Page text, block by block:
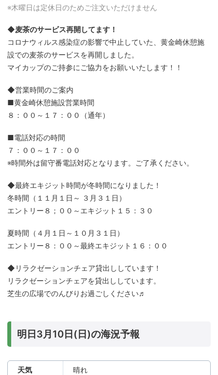
※木曜日は定休日のためご注文いただけません
◆麦茶のサービス再開してます！
コロナウィルス感染症の影響で中止していた、黄金崎休憩施
設での麦茶のサービスを再開しました。
マイカップのご持参にご協力をお願いいたします！！
◆営業時間のご案内
■黄金崎休憩施設営業時間
８：００～１７：００（通年）
■電話対応の時間
７：００～１７：００
※時間外は留守番電話対応となります。ご了承ください。
◆最終エキジット時間が冬時間になりました！
冬時間（１１月１日～ ３月３１日）
エントリー８；００～エキジット１５：３０
夏時間（４月１日～１０月３１日）
エントリー８：００～最終エキジット１６：００
◆リラクゼーションチェア貸出ししています！
リラクゼーションチェアを貸出ししています。
芝生の広場でのんびりお過ごしください♬
明日3月10日(日)の海況予報
天気 晴れ